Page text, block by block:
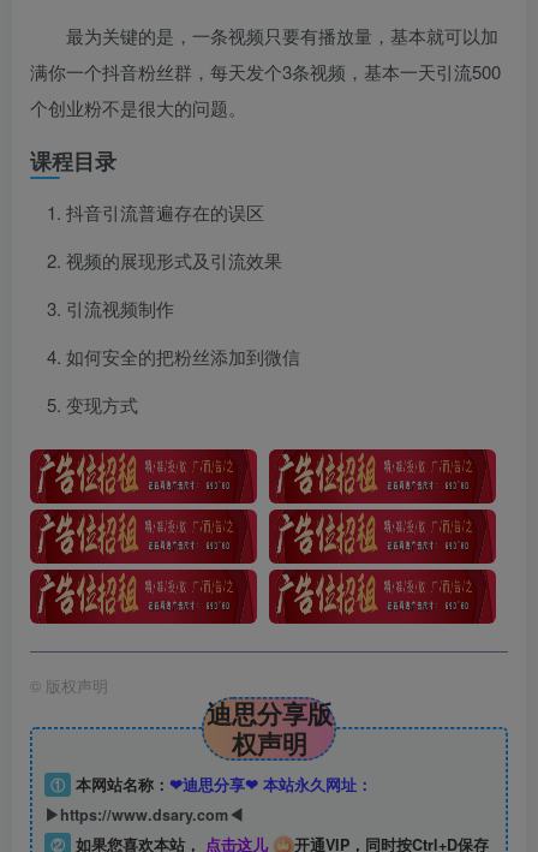
最为关键的是，一条视频只要有播放量，基本就可以加
满你一个抖音粉丝群，每天发个3条视频，基本一天引流500
个创业粉不是很大的问题。
课程目录
抖音引流普遍存在的误区
视频的展现形式及引流效果
引流视频制作
如何安全的把粉丝添加到微信
变现方式
© 版权声明
迪思分享版
权声明
① 本网站名称： ❤迪思分享❤ 本站永久网址：
▶https://www.dsary.com◀
② 如果您喜欢本站， 点击这儿 开通VIP，同时按Ctrl+D保存